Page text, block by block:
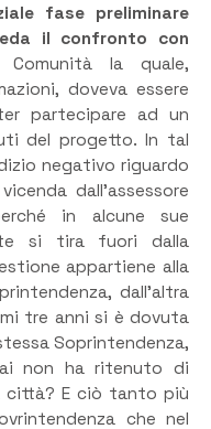
fase preliminare
il confronto con
Comunità la quale,
doveva essere
partecipare ad un
del progetto. In tal
negativo riguardo
dall’assessore
in alcune sue
si tira fuori dalla
appartiene alla
dall’altra
tre anni si è dovuta
Soprintendenza,
non ha ritenuto di
città? E ciò tanto più
che nel